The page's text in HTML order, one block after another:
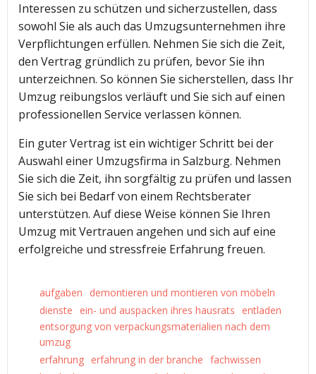
Interessen zu schützen und sicherzustellen, dass
sowohl Sie als auch das Umzugsunternehmen ihre
Verpflichtungen erfüllen. Nehmen Sie sich die Zeit,
den Vertrag gründlich zu prüfen, bevor Sie ihn
unterzeichnen. So können Sie sicherstellen, dass Ihr
Umzug reibungslos verläuft und Sie sich auf einen
professionellen Service verlassen können.
Ein guter Vertrag ist ein wichtiger Schritt bei der
Auswahl einer Umzugsfirma in Salzburg. Nehmen
Sie sich die Zeit, ihn sorgfältig zu prüfen und lassen
Sie sich bei Bedarf von einem Rechtsberater
unterstützen. Auf diese Weise können Sie Ihren
Umzug mit Vertrauen angehen und sich auf eine
erfolgreiche und stressfreie Erfahrung freuen.
aufgaben
demontieren und montieren von möbeln
dienste
ein- und auspacken ihres hausrats
entladen
entsorgung von verpackungsmaterialien nach dem
umzug
erfahrung erfahrung in der branche fachwissen